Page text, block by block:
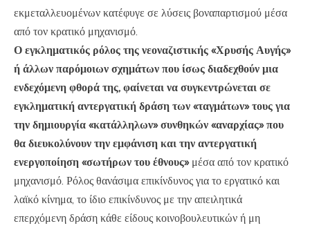
εκμεταλλευομένων κατέφυγε σε λύσεις βοναπαρτισμού μέσα
από τον κρατικό μηχανισμό.
Ο εγκληματικός ρόλος της νεοναζιστικής «Χρυσής Αυγής»
ή άλλων παρόμοιων σχημάτων που ίσως διαδεχθούν μια
ενδεχόμενη φθορά της, φαίνεται να συγκεντρώνεται σε
εγκληματική αντεργατική δράση των «ταγμάτων» τους για
την δημιουργία «κατάλληλων» συνθηκών «αναρχίας» που
θα διευκολύνουν την εμφάνιση και την αντεργατική
ενεργοποίηση «σωτήρων του έθνους»μέσα από τον κρατικό
μηχανισμό. Ρόλος θανάσιμα επικίνδυνος για το εργατικό και
λαϊκό κίνημα, το ίδιο επικίνδυνος με την απειλητικά
επερχόμενη δράση κάθε είδους κοινοβουλευτικών ή μη